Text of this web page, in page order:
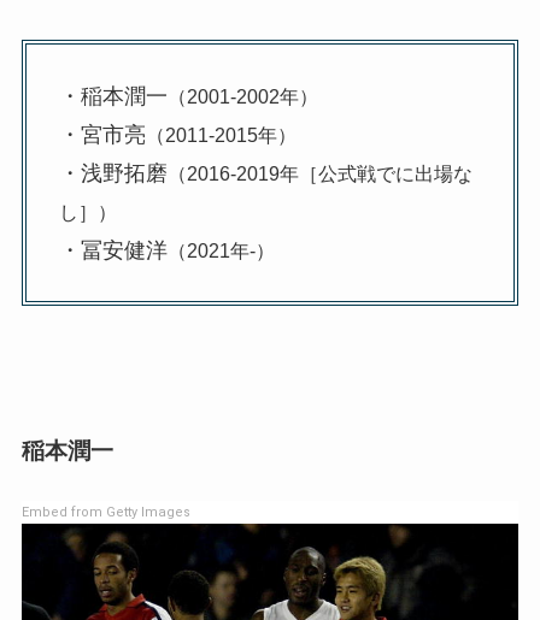
・稲本潤一 （2001-2002年）
・宮市亮 （2011-2015年）
・浅野拓磨 （2016-2019年［公式戦でに出場な
し］）
・冨安健洋（2021年-）
稲本潤一
Embed from Getty Images